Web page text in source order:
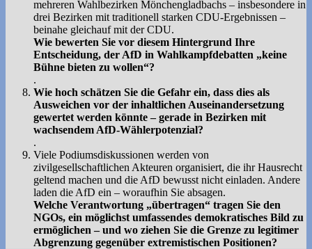
mehreren Wahlbezirken Mönchengladbachs – insbesondere in
drei Bezirken mit traditionell starken CDU-Ergebnissen –
beinahe gleichauf mit der CDU.
Wie bewerten Sie vor diesem Hintergrund Ihre
Entscheidung, der AfD in Wahlkampfdebatten „keine
Bühne bieten zu wollen“?
.
Wie hoch schätzen Sie die Gefahr ein, dass dies als
Ausweichen vor der inhaltlichen Auseinandersetzung
gewertet werden könnte – gerade in Bezirken mit
wachsendem AfD-Wählerpotenzial?
.
Viele Podiumsdiskussionen werden von
zivilgesellschaftlichen Akteuren organisiert, die ihr Hausrecht
geltend machen und die AfD bewusst nicht einladen. Andere
laden die AfD ein – woraufhin Sie absagen.
Welche Verantwortung „übertragen“ tragen Sie den
NGOs, ein möglichst umfassendes demokratisches Bild zu
ermöglichen – und wo ziehen Sie die Grenze zu legitimer
Abgrenzung gegenüber extremistischen Positionen?